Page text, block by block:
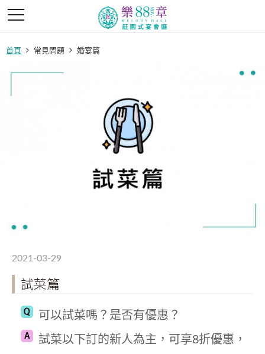
首頁 常見問題 婚宴篇
2021-03-29
試菜篇
可以試菜嗎？是否有優惠？
試菜以下訂的新人為主，可享8折優惠，